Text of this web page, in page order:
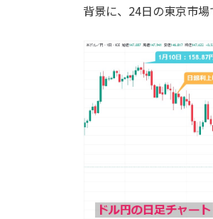
背景に、24日の東京市場